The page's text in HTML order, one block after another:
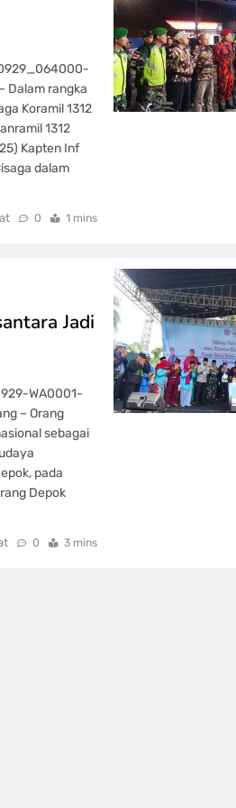
Dalam rangka
Koramil 1312
1312
Kapten Inf
dalam
0 1 mins
Jadi
WA0001-
– Orang
sebagai
pada
Depok
0 3 mins